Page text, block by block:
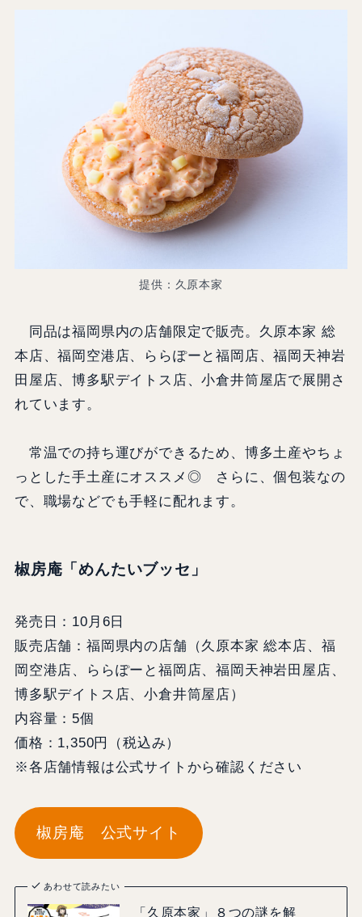
提供：久原本家
同品は福岡県内の店舗限定で販売。久原本家 総
本店、福岡空港店、ららぽーと福岡店、福岡天神岩
田屋店、博多駅デイトス店、小倉井筒屋店で展開さ
れています。
常温での持ち運びができるため、博多土産やちょ
っとした手土産にオススメ◎ さらに、個包装なの
で、職場などでも手軽に配れます。
椒房庵「めんたいブッセ」
発売日：10月6日
販売店舗：福岡県内の店舗（久原本家 総本店、福
岡空港店、ららぽーと福岡店、福岡天神岩田屋店、
博多駅デイトス店、小倉井筒屋店）
内容量：5個
価格：1,350円（税込み）
※各店舗情報は公式サイトから確認ください
椒房庵 公式サイト
あわせて読みたい
「久原本家」８つの謎を解